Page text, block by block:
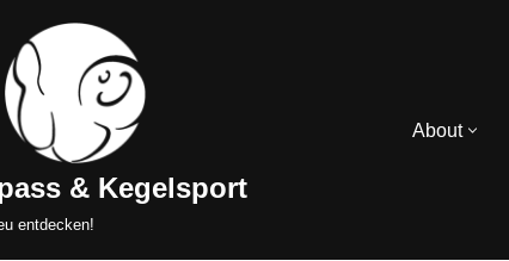
& Kegelsport
entdecken!
About